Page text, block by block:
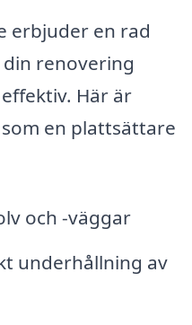
erbjuder en rad
renovering
Här är
en plattsättare
och -väggar
underhållning av